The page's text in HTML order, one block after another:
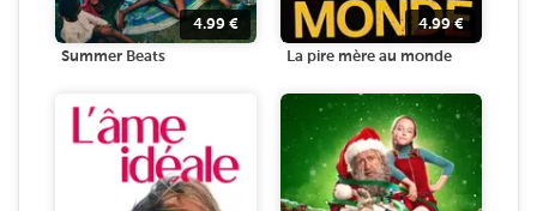
4.99 €
Summer Beats
4.99€
La pire mère au monde